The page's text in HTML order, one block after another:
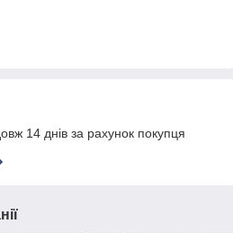
14 днів за рахунок покупця